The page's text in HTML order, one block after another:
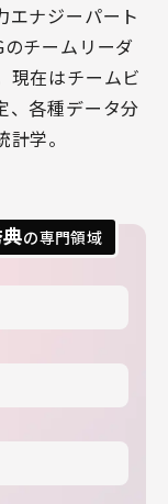
エナジーパート
チームリーダ
現在はチームビ
、各種データ分
学。
の専門領域